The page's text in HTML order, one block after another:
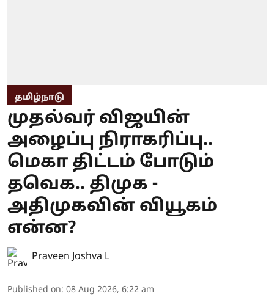
தமிழ்நாடு
முதல்வர் விஜயின்
அழைப்பு நிராகரிப்பு..
மெகா திட்டம் போடும்
தவெக.. திமுக -
அதிமுகவின் வியூகம்
என்ன?
Praveen Joshva L
Published on: 08 Aug 2026, 6:22 am